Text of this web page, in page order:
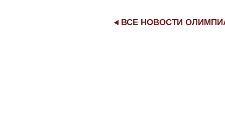
ВСЕ НОВОСТИ